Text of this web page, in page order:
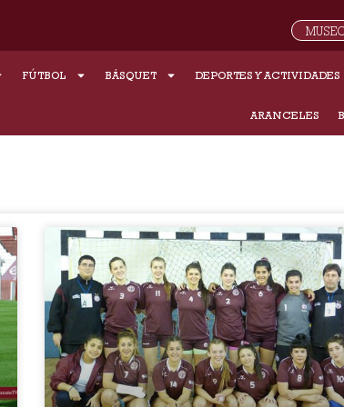
FÚTBOL BÁSQUET DEPORTES Y ACTIVIDADES
ARANCELES